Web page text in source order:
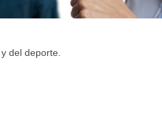
del deporte.